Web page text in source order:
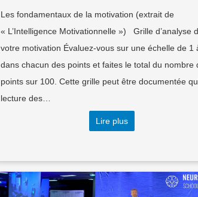
Les fondamentaux de la motivation (extrait de
« L’Intelligence Motivationnelle ») Grille d’analyse
votre motivation Évaluez-vous sur une échelle de 1
dans chacun des points et faites le total du nombre
points sur 100. Cette grille peut être documentée
lecture des…
Lire plus